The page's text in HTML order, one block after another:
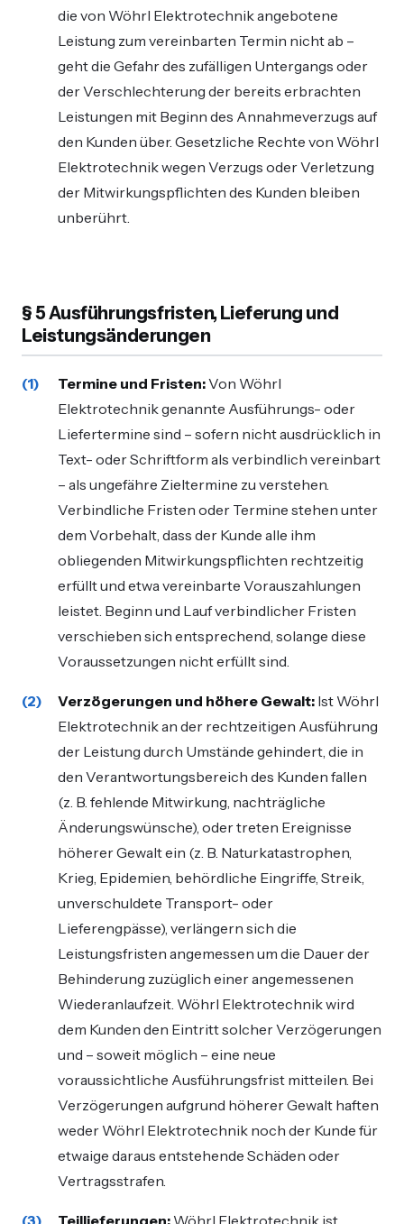
die von Wöhrl Elektrotechnik angebotene
Leistung zum vereinbarten Termin nicht ab –
geht die Gefahr des zufälligen Untergangs oder
der Verschlechterung der bereits erbrachten
Leistungen mit Beginn des Annahmeverzugs auf
den Kunden über. Gesetzliche Rechte von Wöhrl
Elektrotechnik wegen Verzugs oder Verletzung
der Mitwirkungspflichten des Kunden bleiben
unberührt.
§ 5 Ausführungsfristen, Lieferung und
Leistungsänderungen
Termine und Fristen:Von Wöhrl
Elektrotechnik genannte Ausführungs- oder
Liefertermine sind – sofern nicht ausdrücklich in
Text- oder Schriftform als verbindlich vereinbart
– als ungefähre Zieltermine zu verstehen.
Verbindliche Fristen oder Termine stehen unter
dem Vorbehalt, dass der Kunde alle ihm
obliegenden Mitwirkungspflichten rechtzeitig
erfüllt und etwa vereinbarte Vorauszahlungen
leistet. Beginn und Lauf verbindlicher Fristen
verschieben sich entsprechend, solange diese
Voraussetzungen nicht erfüllt sind.
Verzögerungen und höhere Gewalt: Ist Wöhrl
Elektrotechnik an der rechtzeitigen Ausführung
der Leistung durch Umstände gehindert, die in
den Verantwortungsbereich des Kunden fallen
(z. B. fehlende Mitwirkung, nachträgliche
Änderungswünsche), oder treten Ereignisse
höherer Gewalt ein (z. B. Naturkatastrophen,
Krieg, Epidemien, behördliche Eingriffe, Streik,
unverschuldete Transport- oder
Lieferengpässe), verlängern sich die
Leistungsfristen angemessen um die Dauer der
Behinderung zuzüglich einer angemessenen
Wiederanlaufzeit. Wöhrl Elektrotechnik wird
dem Kunden den Eintritt solcher Verzögerungen
und – soweit möglich – eine neue
voraussichtliche Ausführungsfrist mitteilen. Bei
Verzögerungen aufgrund höherer Gewalt haften
weder Wöhrl Elektrotechnik noch der Kunde für
etwaige daraus entstehende Schäden oder
Vertragsstrafen.
Teillieferungen: Wöhrl Elektrotechnik ist